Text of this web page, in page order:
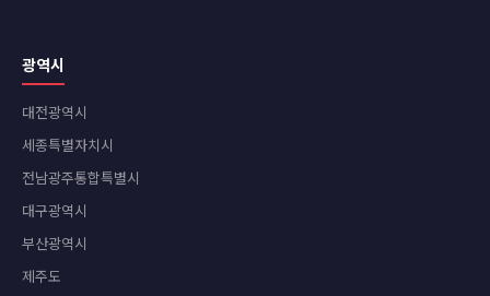
광역시
대전광역시
세종특별자치시
전남광주통합특별시
대구광역시
부산광역시
제주도